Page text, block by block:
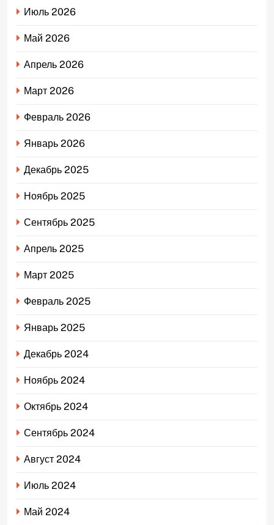
Июль 2026
Май 2026
Апрель 2026
Март 2026
Февраль 2026
Январь 2026
Декабрь 2025
Ноябрь 2025
Сентябрь 2025
Апрель 2025
Март 2025
Февраль 2025
Январь 2025
Декабрь 2024
Ноябрь 2024
Октябрь 2024
Сентябрь 2024
Август 2024
Июль 2024
Май 2024